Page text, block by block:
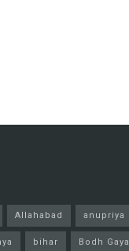
Allahabad anupriya
bihar Bodh Gaya